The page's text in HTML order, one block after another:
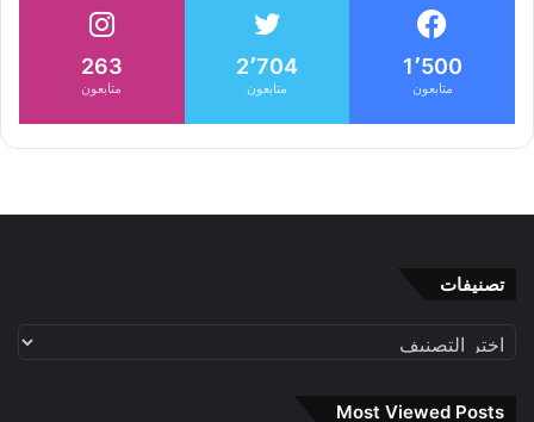
1٬500
متابعون
2٬704
متابعون
263
متابعون
تصنيفات
تصنيفات
Most Viewed Posts